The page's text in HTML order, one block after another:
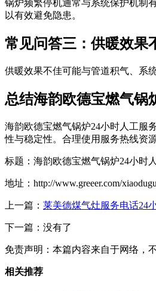
锅炉频繁停机通常与系统保护机制
以有效避免隐患。
常见问答三：供暖效果
供暖效果不佳可能与管道积气、系
总结海韵欧德宝燃气锅
海韵欧德宝燃气锅炉24小时人工服
性与稳定性。合理使用服务热线资
标题：海韵欧德宝燃气锅炉24小时
地址：http://www.greeer.com/
上一篇： 莱美德煤气灶服务电话24
下一篇：没有了
免责声明：本篇内容来自于网络，
相关推荐